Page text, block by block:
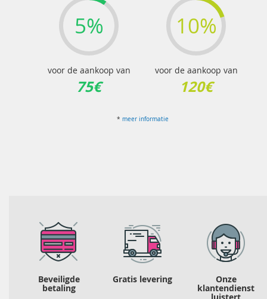
5%
voor de aankoop van
75€
10%
voor de aankoop van
120€
* meer informatie
Beveiligde
betaling
Gratis levering Onze
klantendienst